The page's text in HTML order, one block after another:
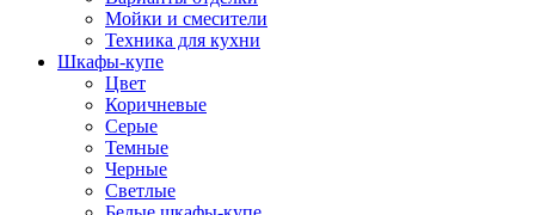
Мойки и смесители
Техника для кухни
Шкафы-купе
Цвет
Коричневые
Серые
Темные
Черные
Светлые